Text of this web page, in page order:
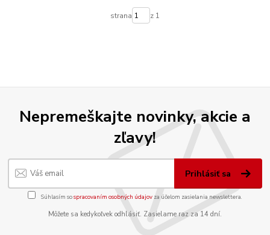
strana z 1
Nepremeškajte novinky, akcie a
zľavy!
Prihlásiť sa
Súhlasím sospracovaním osobných údajov za účelom zasielania newslettera.
Môžete sa kedykoľvek odhlásiť. Zasielame raz za 14 dní.